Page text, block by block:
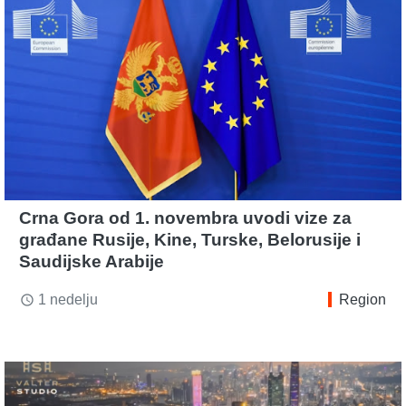
Crna Gora od 1. novembra uvodi vize za
građane Rusije, Kine, Turske, Belorusije i
Saudijske Arabije
access_time 1 nedelju Region